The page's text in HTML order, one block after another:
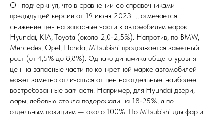
Он подчеркнул, что в сравнении со справочниками
предыдущей версии от 19 июня 2023 г., отмечается
снижение цен на запасные части к автомобилям марок
Hyundai, KIA, Toyota (около 2,0-2,5%). Напротив, по BMW,
Mercedes, Opel, Honda, Mitsubishi продолжается заметный
рост (от 4,5% до 8,8%). Однако динамика общего уровня
цен на запасные части по конкретной марке автомобилей
может заметно отличаться от цен на отдельные, наиболее
востребованные запчасти. Например, для Hyundai двери,
фары, лобовые стекла подорожали на 18-25%, а по
отдельным позициям — около 100%. По Mitsubishi для фар и